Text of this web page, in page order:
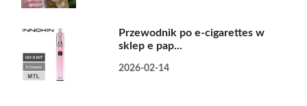
Przewodnik po e-cigarettes w
sklep e pap...
2026-02-14